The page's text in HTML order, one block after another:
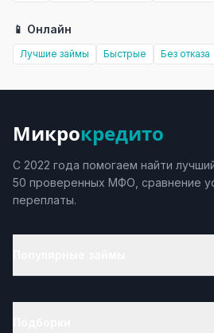
📱 Онлайн
Лучшие займы Быстрые Без отказа
Микрокредито
С 2022 года помогаем найти
50 проверенных МФО, сравнение
переплаты.